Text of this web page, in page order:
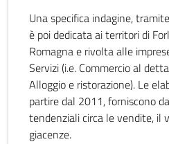
Una specifica indagine,
è poi dedicata ai territori di
Romagna e rivolta alle
Servizi (i.e. Commercio al
Alloggio e ristorazione). Le
partire dal 2011, forniscono
tendenziali circa le vendite, il
giacenze.